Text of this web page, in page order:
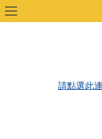
請點選此